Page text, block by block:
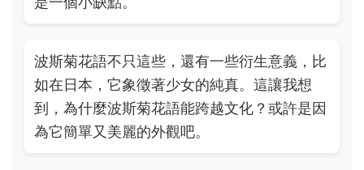
波斯菊花語不只這些，還有一些衍生意義，比
如在日本，它象徵著少女的純真。這讓我想
到，為什麼波斯菊花語能跨越文化？或許是因
為它簡單又美麗的外觀吧。